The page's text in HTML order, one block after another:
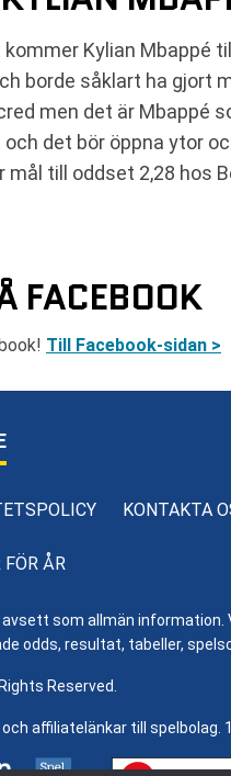
Kylian Mbappé
borde såklart ha gjort
men det är Mbappé
det bör öppna ytor
mål till oddset 2,28 hos
FACEBOOK
Till Facebook-sidan >
KONTAKTA
ÅR
avsett som allmän
odds, resultat, tabeller,
Reserved.
affiliatelänkar till spelbolag.